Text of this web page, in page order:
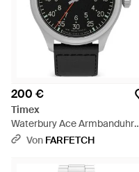
200 €
Timex
Waterbury Ace Armbanduhr
41Mm - Schwarz
Von FARFETCH